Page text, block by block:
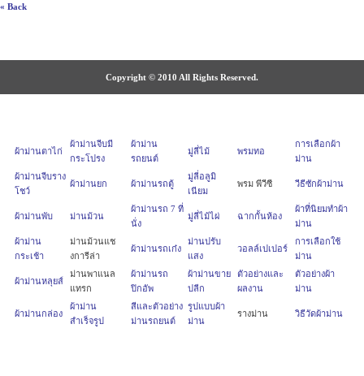
« Back
Copyright © 2010 All Rights Reserved.
ผ้าม่านตาไก่
ผ้าม่านจีบมี
กระโปรง
ผ้าม่าน
รถยนต์
มู่ลี่ไม้ พรมทอ
การเลือกผ้า
ม่าน
ผ้าม่านจีบราง
โชว์
ผ้าม่านยก ผ้าม่านรถตู้
มู่ลี่อลูมิ
เนียม
พรม พีวีซี วีธีซักผ้าม่าน
ผ้าม่านพับ ม่านม้วน
ผ้าม่านรถ 7 ที่
นั่ง
มู่ลี่ไม้ไผ่ ฉากกั้นห้อง
ผ้าที่นิยมทำผ้า
ม่าน
ผ้าม่าน
กระเช้า
ม่านม้วนแช
งการีล่า
ผ้าม่านรถเก๋ง
ม่านปรับ
แสง
วอลล์เปเปอร์
การเลือกใช้
ม่าน
ผ้าม่านหลุยส์
ม่านพาแนล
แทรก
ผ้าม่านรถ
ปิกอัพ
ผ้าม่านขาย
ปลีก
ตัวอย่างและ
ผลงาน
ตัวอย่างผ้า
ม่าน
ผ้าม่านกล่อง
ผ้าม่าน
สำเร็จรูป
สีและตัวอย่าง
ม่านรถยนต์
รูปแบบผ้า
ม่าน
รางม่าน วิธีวัดผ้าม่าน